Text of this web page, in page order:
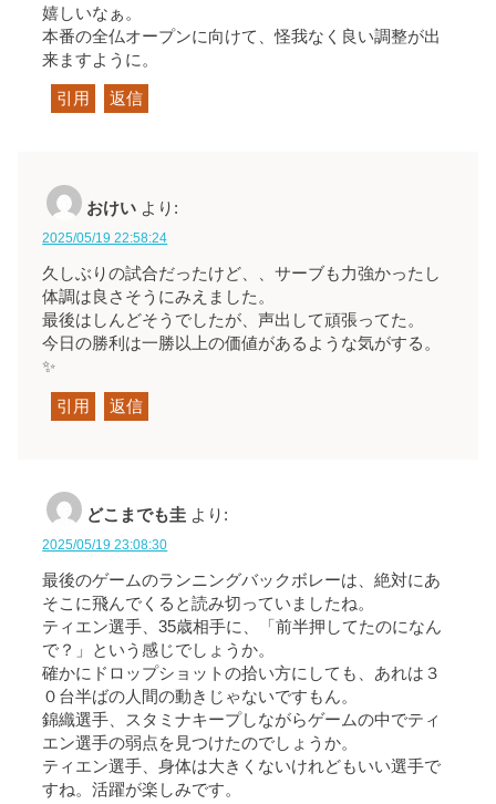
嬉しいなぁ。
本番の全仏オープンに向けて、怪我なく良い調整が出
来ますように。
引用 返信
おけい より:
2025/05/19 22:58:24
久しぶりの試合だったけど、、サーブも力強かったし
体調は良さそうにみえました。
最後はしんどそうでしたが、声出して頑張ってた。
今日の勝利は一勝以上の価値があるような気がする。
✨
引用 返信
どこまでも圭 より:
2025/05/19 23:08:30
最後のゲームのランニングバックボレーは、絶対にあ
そこに飛んでくると読み切っていましたね。
ティエン選手、35歳相手に、「前半押してたのになん
で？」という感じでしょうか。
確かにドロップショットの拾い方にしても、あれは３
０台半ばの人間の動きじゃないですもん。
錦織選手、スタミナキープしながらゲームの中でティ
エン選手の弱点を見つけたのでしょうか。
ティエン選手、身体は大きくないけれどもいい選手で
すね。活躍が楽しみです。